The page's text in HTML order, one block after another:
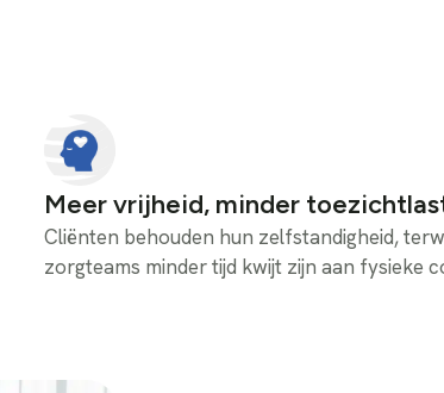
Meer vrijheid, minder
Cliënten behouden hun zelfstandigheid,
zorgteams minder tijd kwijt zijn aan fysieke